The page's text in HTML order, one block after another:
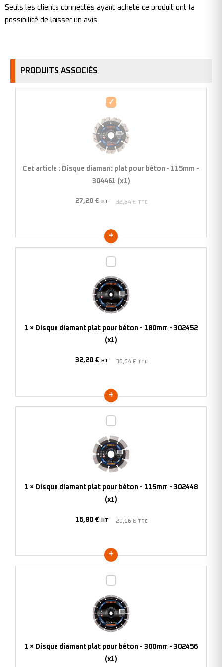
Seuls les clients connectés ayant acheté ce produit ont la
possibilité de laisser un avis.
PRODUITS ASSOCIÉS
Disque
plat
pour
béton
115mm
304461
Cet article : Disque diamant plat pour béton - 115mm -
304461 (x1)
27,20 € HT 32,64 € TTC
plat
pour
béton
180mm
302452
1 × Disque diamant plat pour béton - 180mm - 302452
(x1)
32,20 € HT 38,64 € TTC
plat
pour
béton
115mm
302448
1 × Disque diamant plat pour béton - 115mm - 302448
(x1)
16,80 € HT 20,16 € TTC
plat
pour
béton
300mm
1 × Disque diamant plat pour béton - 300mm - 302456
(x1)